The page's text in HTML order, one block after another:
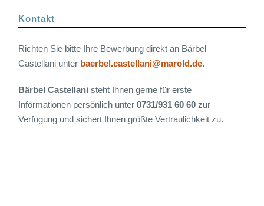
Kontakt
Richten Sie bitte Ihre Bewerbung direkt an Bärbel
Castellani unter baerbel.castellani@marold.de.
Bärbel Castellani steht Ihnen gerne für erste
Informationen persönlich unter 0731/931 60 60 zur
Verfügung und sichert Ihnen größte Vertraulichkeit zu.